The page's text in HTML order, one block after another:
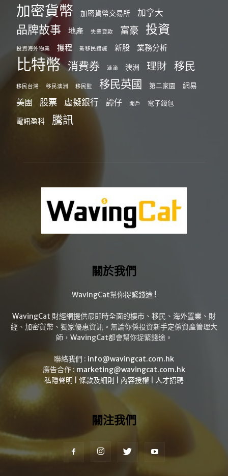
加密貨幣 加密貨幣交易所 加拿大
品牌故事 地產 失業貸款 富豪 投資
投資海外物業 攜程 新移民措施 新股 業務分析
比特幣 消費券 滴滴 澳洲 理財 移民
移民台灣 移民澳洲 移民監 移民英國 第二家園 網易
美團 股票 虛擬銀行 譚仔 開戶 電子錢包
電訊盈科 騰訊
關於我們
WavingCat幫你捉緊錢途 !
WavingCat 財經網提供最即時全面的樓市、移民、海外置業、財
經、加密貨幣、獨家優惠資訊。無論你係投資新手定係資產管理大
師，WavingCat都會幫你捉緊錢途。
聯絡我們 : info@wavingcat.com.hk
廣告合作 : marketing@wavingcat.com.hk
私隱聲明
條款及細則 內容授權 人才招聘
關注我們